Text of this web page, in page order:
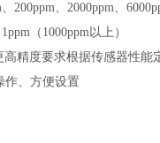
200ppm、2000ppm、
（1000ppm以上）
精度要求根据传感器性能
作、方便设置